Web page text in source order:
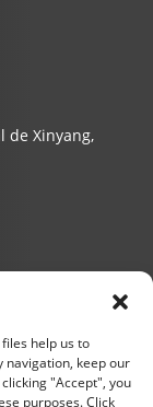
de Xinyang,
los últimos
help us to
navigation, keep our
"Accept", you
purposes. Click